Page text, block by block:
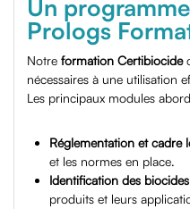
Un
Prologs
Notre formation Certibiocide
nécessaires à une utilisation
Les principaux modules
Réglementation et cadre
et les normes en place.
Identification des biocides
produits et leurs